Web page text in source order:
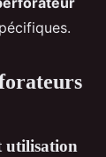
utilisation